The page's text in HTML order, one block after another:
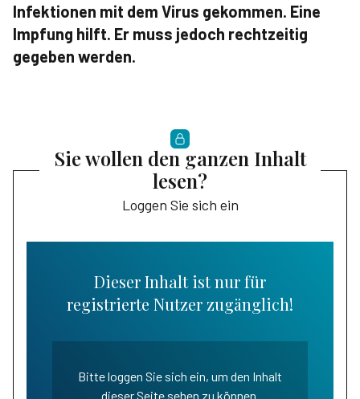
Infektionen mit dem Virus gekommen. Eine
Impfung hilft. Er muss jedoch rechtzeitig
gegeben werden.
Sie wollen den ganzen Inhalt
lesen?
Loggen Sie sich ein
Dieser Inhalt ist nur für
registrierte Nutzer zugänglich!
Bitte loggen Sie sich ein, um den Inhalt
dieser Seite sehen zu können.